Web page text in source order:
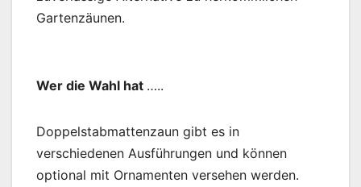
Gartenzäunen.
Wer die Wahl hat …..
Doppelstabmattenzaun gibt es in
verschiedenen Ausführungen und können
optional mit Ornamenten versehen werden.